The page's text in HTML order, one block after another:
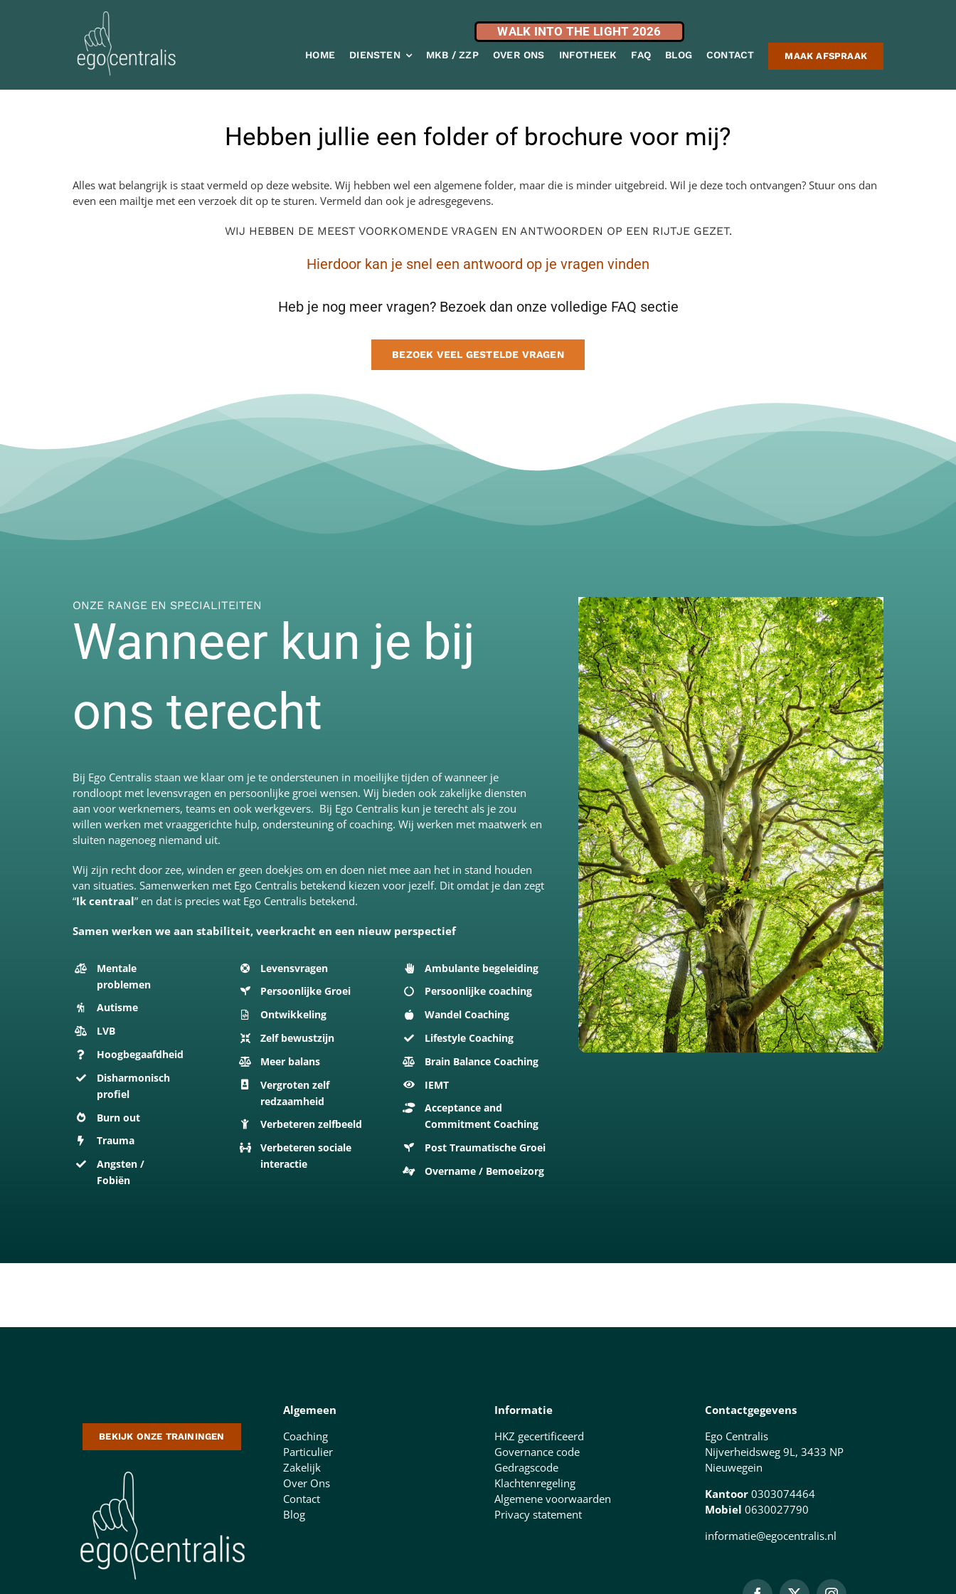
WALK INTO THE LIGHT 2026
HOME DIENSTEN MKB / ZZP OVER ONS INFOTHEEK FAQ BLOG CONTACT MAAK AFSPRAAK
Hebben jullie een folder of brochure voor mij?
Alles wat belangrijk is staat vermeld op deze website. Wij hebben wel een algemene folder, maar die is minder uitgebreid. Wil je deze toch ontvangen? Stuur ons dan
even een mailtje met een verzoek dit op te sturen. Vermeld dan ook je adresgegevens.
WIJ HEBBEN DE MEEST VOORKOMENDE VRAGEN EN ANTWOORDEN OP EEN RIJTJE GEZET.
Hierdoor kan je snel een antwoord op je vragen vinden
Heb je nog meer vragen? Bezoek dan onze volledige FAQ sectie
BEZOEK VEEL GESTELDE VRAGEN
ONZE RANGE EN SPECIALITEITEN
Wanneer kun je bij
ons terecht
Bij Ego Centralis staan we klaar om je te ondersteunen in moeilijke tijden of wanneer je
rondloopt met levensvragen en persoonlijke groei wensen. Wij bieden ook zakelijke diensten
aan voor werknemers, teams en ook werkgevers. Bij Ego Centralis kun je terecht als je zou
willen werken met vraaggerichte hulp, ondersteuning of coaching. Wij werken met maatwerk en
sluiten nagenoeg niemand uit.
Wij zijn recht door zee, winden er geen doekjes om en doen niet mee aan het in stand houden
van situaties. Samenwerken met Ego Centralis betekend kiezen voor jezelf. Dit omdat je dan zegt
“Ik centraal” en dat is precies wat Ego Centralis betekend.
Samen werken we aan stabiliteit, veerkracht en een nieuw perspectief
Mentale
problemen
Autisme
LVB
Hoogbegaafdheid
Disharmonisch
profiel
Burn out
Trauma
Angsten /
Fobiën
Levensvragen
Persoonlijke Groei
Ontwikkeling
Zelf bewustzijn
Meer balans
Vergroten zelf
redzaamheid
Verbeteren zelfbeeld
Verbeteren sociale
interactie
Ambulante begeleiding
Persoonlijke coaching
Wandel Coaching
Lifestyle Coaching
Brain Balance Coaching
IEMT
Acceptance and
Commitment Coaching
Post Traumatische Groei
Overname / Bemoeizorg
BEKIJK ONZE TRAININGEN
Algemeen
Coaching
Particulier
Zakelijk
Over Ons
Contact
Blog
Informatie
HKZ gecertificeerd
Governance code
Gedragscode
Klachtenregeling
Algemene voorwaarden
Privacy statement
Contactgegevens
Ego Centralis
Nijverheidsweg 9L, 3433 NP
Nieuwegein
Kantoor0303074464
Mobiel0630027790
informatie@egocentralis.nl